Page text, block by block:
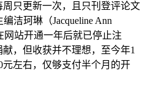
只更新一次，且只刊登评论文
洁珂琳（Jacqueline Ann
网站开通一年后就已停止注
，但收获并不理想，至今年1
元左右，仅够支付半个月的开